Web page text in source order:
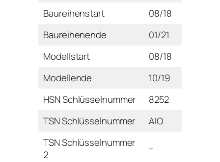
Baureihenstart
08/18
Baureihenende
01/21
Modellstart
08/18
Modellende
10/19
HSN Schlüsselnummer
8252
TSN Schlüsselnummer
AIO
TSN Schlüsselnummer
2
–